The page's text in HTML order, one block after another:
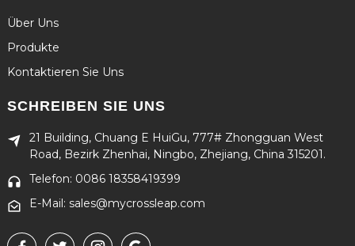
Über Uns
Produkte
Kontaktieren Sie Uns
SCHREIBEN SIE UNS
21 Building, Chuang E HuiGu, 777# Zhongguan West
Road, Bezirk Zhenhai, Ningbo, Zhejiang, China 315201.
Telefon: 0086 18358419399
E-Mail: sales@mycrossleap.com